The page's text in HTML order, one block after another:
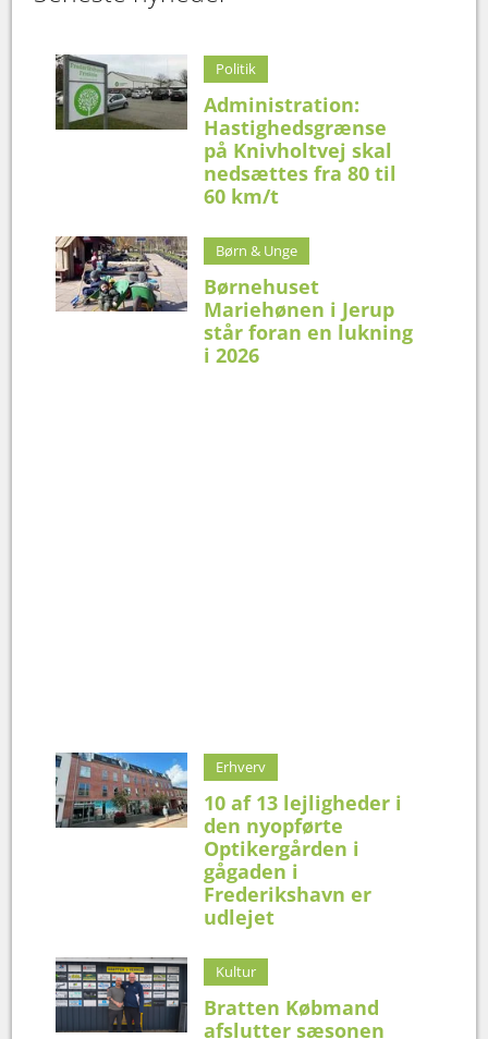
Politik
Administration:
Hastighedsgrænse
på Knivholtvej skal
nedsættes fra 80 til
60 km/t
Børn & Unge
Børnehuset
Mariehønen i Jerup
står foran en lukning
i 2026
Erhverv
10 af 13 lejligheder i
den nyopførte
Optikergården i
gågaden i
Frederikshavn er
udlejet
Kultur
Bratten Købmand
afslutter sæsonen